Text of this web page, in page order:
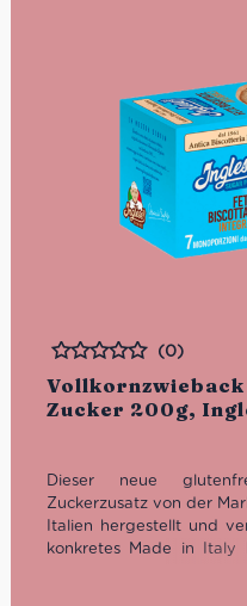
Zucker 200g,
Bewertet
(0)
Dieser neue
Zuckerzusatz von der
Italien hergestellt und
konkretes Made in Italy
weitergegeben. Er ist